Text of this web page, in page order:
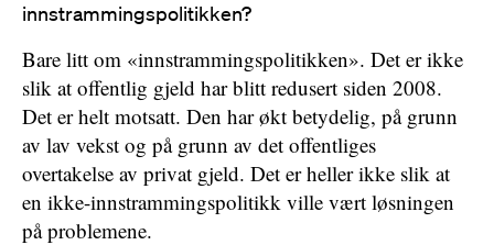
innstrammingspolitikken?
Bare litt om «innstrammingspolitikken». Det er ikke
slik at offentlig gjeld har blitt redusert siden 2008.
Det er helt motsatt. Den har økt betydelig, på grunn
av lav vekst og på grunn av det offentliges
overtakelse av privat gjeld. Det er heller ikke slik at
en ikke-innstrammingspolitikk ville vært løsningen
på problemene.